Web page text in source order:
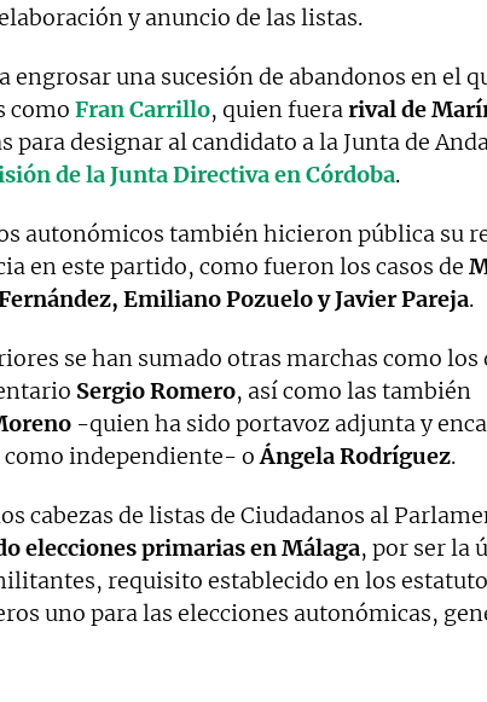
y anuncio de las listas.
engrosar una sucesión de abandonos en el
como Fran Carrillo, quien fuerarival de
para designar al candidato a la Junta de
de la Junta Directiva en Córdoba.
autonómicos también hicieron pública su
en este partido, como fueron los casos de
Emiliano Pozuelo y Javier Pareja.
se han sumado otras marchas como los
Sergio Romero, así como las también
-quien ha sido portavoz adjunta y
como independiente- oÁngela Rodríguez.
cabezas de listas de Ciudadanos al
elecciones primarias en Málaga, por ser la
requisito establecido en los
uno para las elecciones autonómicas,